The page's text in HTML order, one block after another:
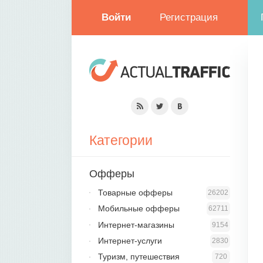
Войти Регистрация
Категории
Офферы
26202
Товарные офферы
62711
Мобильные офферы
9154
Интернет-магазины
2830
Интернет-услуги
720
Туризм, путешествия